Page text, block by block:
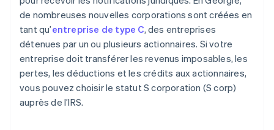
de nombreuses nouvelles corporations sont créées en
tant qu’entreprise de type C, des entreprises
détenues par un ou plusieurs actionnaires. Si votre
entreprise doit transférer les revenus imposables, les
pertes, les déductions et les crédits aux actionnaires,
vous pouvez choisir le statut S corporation (S corp)
auprès de l’IRS.